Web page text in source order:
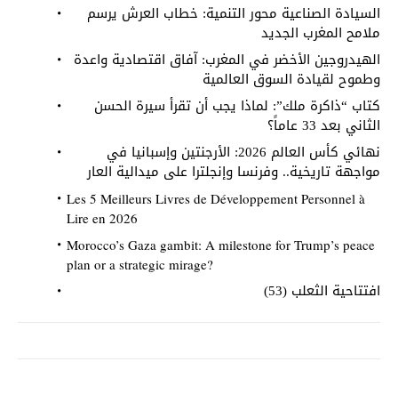
السيادة الصناعية محور التنمية: خطاب العرش يرسم
ملامح المغرب الجديد
الهيدروجين الأخضر في المغرب: آفاق اقتصادية واعدة
وطموح لقيادة السوق العالمية
كتاب “ذاكرة ملك”: لماذا يجب أن تقرأ سيرة الحسن
الثاني بعد 33 عاماً؟
نهائي كأس العالم 2026: الأرجنتين وإسبانيا في
مواجهة تاريخية.. وفرنسا وإنجلترا على ميدالية العار
Les 5 Meilleurs Livres de Développement Personnel à
Lire en 2026
Morocco’s Gaza gambit: A milestone for Trump’s peace
plan or a strategic mirage?
افتتاحية الثعلب (53)